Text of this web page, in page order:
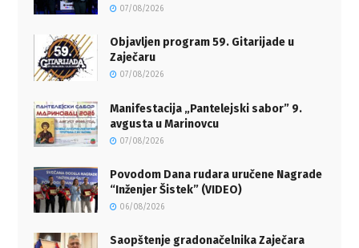
07/08/2026
Objavljen program 59. Gitarijade u
Zaječaru
07/08/2026
Manifestacija „Pantelejski sabor” 9.
avgusta u Marinovcu
07/08/2026
Povodom Dana rudara uručene Nagrade
“Inženjer Šistek” (VIDEO)
06/08/2026
Saopštenje gradonačelnika Zaječara